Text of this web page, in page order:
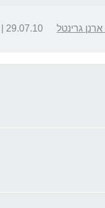
גרינטל 29.07.10 | 09:51